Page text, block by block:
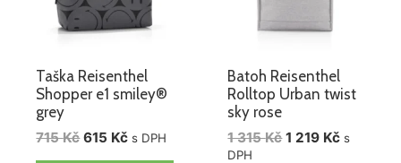
Taška Reisenthel
Shopper e1 smiley®
grey
715Kč 615 Kč s DPH
Batoh Reisenthel
Rolltop Urban twist
sky rose
1 315Kč 1 219 Kč s
DPH